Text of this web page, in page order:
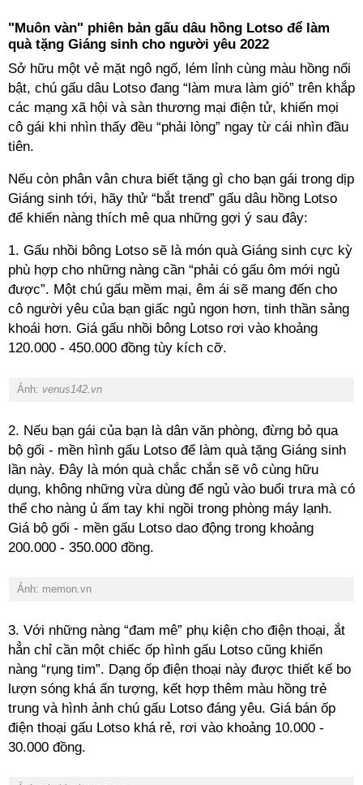
"Muôn vàn" phiên bản gấu dâu hồng Lotso để làm
quà tặng Giáng sinh cho người yêu 2022
Sở hữu một vẻ mặt ngô ngố, lém lỉnh cùng màu hồng nổi
bật, chú gấu dâu Lotso đang “làm mưa làm gió” trên khắp
các mạng xã hội và sàn thương mại điện tử, khiến mọi
cô gái khi nhìn thấy đều “phải lòng” ngay từ cái nhìn đầu
tiên.
Nếu còn phân vân chưa biết tặng gì cho bạn gái trong dịp
Giáng sinh tới, hãy thử “bắt trend” gấu dâu hồng Lotso
để khiến nàng thích mê qua những gợi ý sau đây:
1. Gấu nhồi bông Lotso sẽ là món quà Giáng sinh cực kỳ
phù hợp cho những nàng cần “phải có gấu ôm mới ngủ
được”. Một chú gấu mềm mại, êm ái sẽ mang đến cho
cô người yêu của bạn giấc ngủ ngon hơn, tinh thần sảng
khoái hơn. Giá gấu nhồi bông Lotso rơi vào khoảng
120.000 - 450.000 đồng tùy kích cỡ.
Ảnh: venus142.vn
2. Nếu bạn gái của bạn là dân văn phòng, đừng bỏ qua
bộ gối - mền hình gấu Lotso để làm quà tặng Giáng sinh
lần này. Đây là món quà chắc chắn sẽ vô cùng hữu
dụng, không những vừa dùng để ngủ vào buổi trưa mà có
thể cho nàng ủ ấm tay khi ngồi trong phòng máy lạnh.
Giá bộ gối - mền gấu Lotso dao động trong khoảng
200.000 - 350.000 đồng.
Ảnh: memon.vn
3. Với những nàng “đam mê” phụ kiện cho điện thoại, ắt
hẳn chỉ cần một chiếc ốp hình gấu Lotso cũng khiến
nàng “rụng tim”. Dạng ốp điện thoại này được thiết kế bo
lượn sóng khá ấn tượng, kết hợp thêm màu hồng trẻ
trung và hình ảnh chú gấu Lotso đáng yêu. Giá bán ốp
điện thoại gấu Lotso khá rẻ, rơi vào khoảng 10.000 -
30.000 đồng.